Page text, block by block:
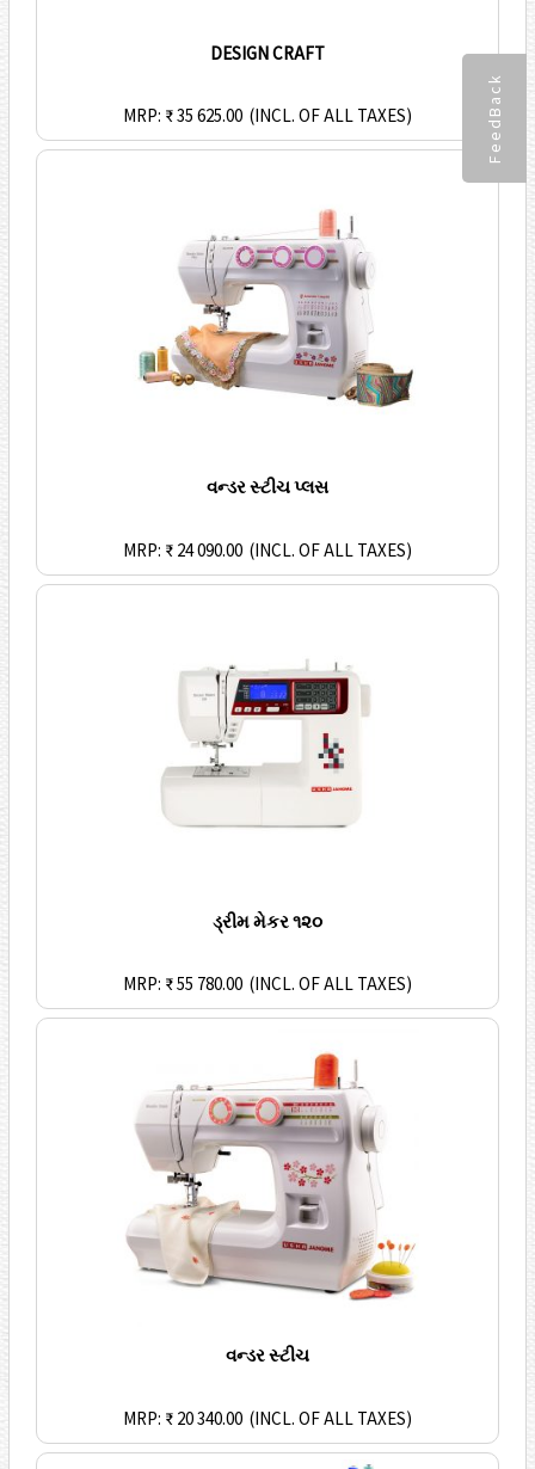
FeedBack
DESIGN CRAFT
MRP: ₹ 35 625.00 (INCL. OF ALL TAXES)
વન્ડર સ્ટીચ પ્લસ
MRP: ₹ 24 090.00 (INCL. OF ALL TAXES)
ડ્રીમ મેકર ૧૨૦
MRP: ₹ 55 780.00 (INCL. OF ALL TAXES)
વન્ડર સ્ટીચ
MRP: ₹ 20 340.00 (INCL. OF ALL TAXES)